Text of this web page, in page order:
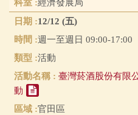
經濟發展局
12/12 (五)
週一至週日 09:00-17:00
活動
臺灣菸酒股份有限
動
官田區